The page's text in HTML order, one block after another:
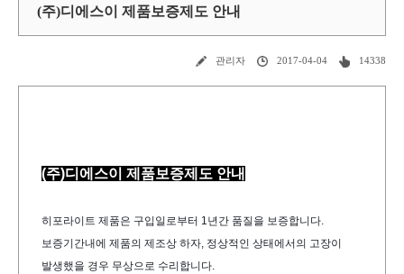
(주)디에스이 제품보증제도 안내
관리자 2017-04-04 14338
(주)디에스이 제품보증제도 안내
히포라이트 제품은 구입일로부터 1년간 품질을 보증합니다.
보증기간내에 제품의 제조상 하자, 정상적인 상태에서의 고장이
발생했을 경우 무상으로 수리합니다.